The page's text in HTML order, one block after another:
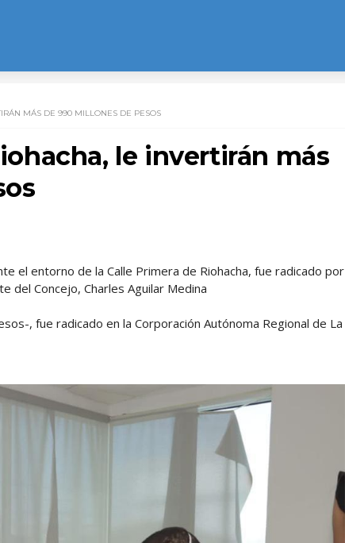
MÁS DE 990 MILLONES DE PESOS
le invertirán más
el entorno de la Calle Primera de Riohacha, fue radicado por
del Concejo, Charles Aguilar Medina
, fue radicado en la Corporación Autónoma Regional de La